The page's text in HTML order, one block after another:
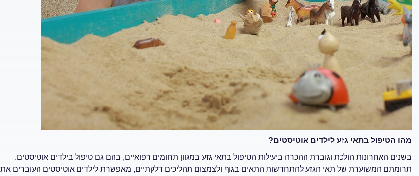
מהו הטיפול בתאי גזע לילדים אוטיסטים?
בשנים האחרונות הולכת וגוברת ההכרה ביעילות הטיפול בתאי גזע במגוון תחומים רפואיים, בהם גם טיפול בילדים אוטיסטים.
תרומתם המשוערת של תאי הגזע להתחדשות התאים בגוף ולצמצום תהליכים דלקתיים, מאפשרת לילדים אוטיסטים העוברים את